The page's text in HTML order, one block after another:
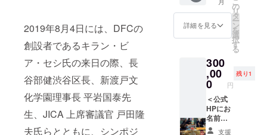
2019年8月4日には、DFCの
創設者であるキラン・ビ
ア・セシ氏の来日の際、長
谷部健渋谷区長、新渡戸文
化学園理事長 平岩国泰先
生、JICA 上席審議官 戸田隆
夫氏らとともに、シンポジ
渋谷区
での開
催予定
ない方
には、
後日動
画にて
配信い
たしま
す ・
DFC実
提供 ・
バチカ
ンでの
we can
パレー
子ども
サミッ
トに参
加した
日本の
子ども
たちに
よるリ
等の経
費は自
費負担
となり
ます。
くださ
い ・
DFC
ファシ
リテー
ター研
修ご招
待
場見学
※2020
年3学期
～、4月
校で実
施予定
・来年
度世界
大会ス
タ
ディー
ツアー
詳細を見る
の
リ
タ
ー
ン
を
選
択
す
る
300
,00
0 円
残り1
＜公式
HPにお
名前掲
載！支援